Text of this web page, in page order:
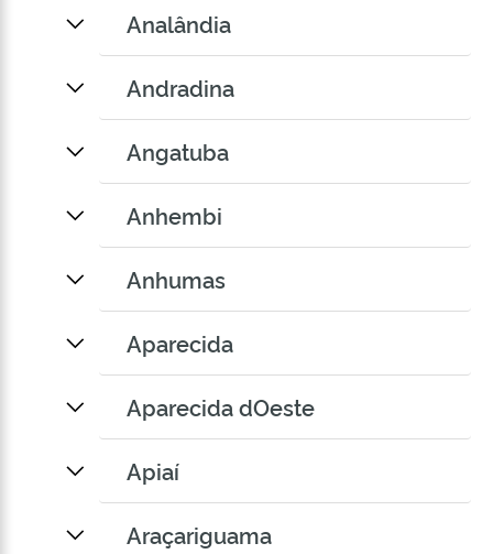
Analândia
Andradina
Angatuba
Anhembi
Anhumas
Aparecida
Aparecida dOeste
Apiaí
Araçariguama